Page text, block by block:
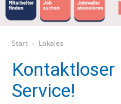
Start Lokales
Kontaktloser
Service!